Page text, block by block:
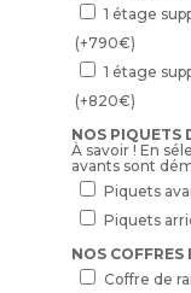
1 étage
(+790€)
1 étage
(+820€)
NOS PIQUETS
À savoir ! En
avants sont
Piquets
Piquets
NOS COFFRES
Coffre de